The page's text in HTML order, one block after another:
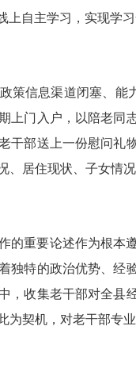
上自主学习，实现学
策信息渠道闭塞、能
上门入户，以陪老
干部送上一份慰问
、居住现状、 子女情
的重要论述作为根
独特的政治优势、
，收集老干部对全
为契机，对老干部专